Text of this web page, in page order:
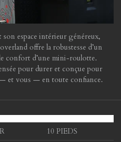
espace intérieur généreux,
offre la robustesse d’un
confort d’une mini-roulotte.
pour durer et conçue pour
et vous — en toute confiance.
10 PIEDS